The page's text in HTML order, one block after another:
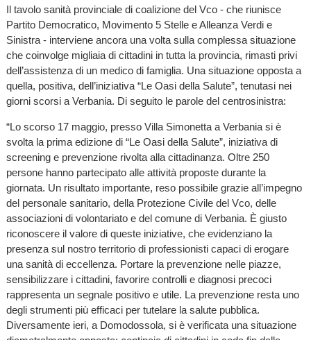
Il tavolo sanità provinciale di coalizione del Vco - che riunisce
Partito Democratico, Movimento 5 Stelle e Alleanza Verdi e
Sinistra - interviene ancora una volta sulla complessa situazione
che coinvolge migliaia di cittadini in tutta la provincia, rimasti privi
dell’assistenza di un medico di famiglia. Una situazione opposta a
quella, positiva, dell’iniziativa “Le Oasi della Salute”, tenutasi nei
giorni scorsi a Verbania. Di seguito le parole del centrosinistra:
“Lo scorso 17 maggio, presso Villa Simonetta a Verbania si è
svolta la prima edizione di “Le Oasi della Salute”, iniziativa di
screening e prevenzione rivolta alla cittadinanza. Oltre 250
persone hanno partecipato alle attività proposte durante la
giornata. Un risultato importante, reso possibile grazie all’impegno
del personale sanitario, della Protezione Civile del Vco, delle
associazioni di volontariato e del comune di Verbania. È giusto
riconoscere il valore di queste iniziative, che evidenziano la
presenza sul nostro territorio di professionisti capaci di erogare
una sanità di eccellenza. Portare la prevenzione nelle piazze,
sensibilizzare i cittadini, favorire controlli e diagnosi precoci
rappresenta un segnale positivo e utile. La prevenzione resta uno
degli strumenti più efficaci per tutelare la salute pubblica.
Diversamente ieri, a Domodossola, si è verificata una situazione